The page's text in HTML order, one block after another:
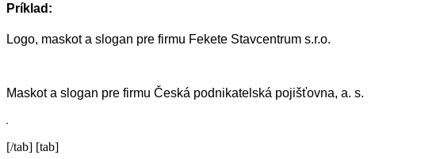
Príklad:
Logo, maskot a slogan pre firmu Fekete Stavcentrum s.r.o.
Maskot a slogan pre firmu Česká podnikatelská pojišťovna, a. s.
[/tab] [tab]